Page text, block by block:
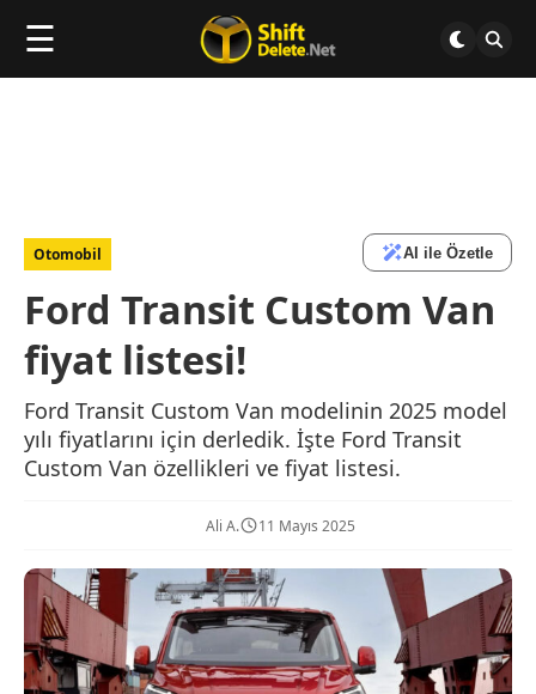
☰
Otomobil AI ile Özetle
Ford Transit Custom Van
fiyat listesi!
Ford Transit Custom Van modelinin 2025 model
yılı fiyatlarını için derledik. İşte Ford Transit
Custom Van özellikleri ve fiyat listesi.
Ali A. 11 Mayıs 2025